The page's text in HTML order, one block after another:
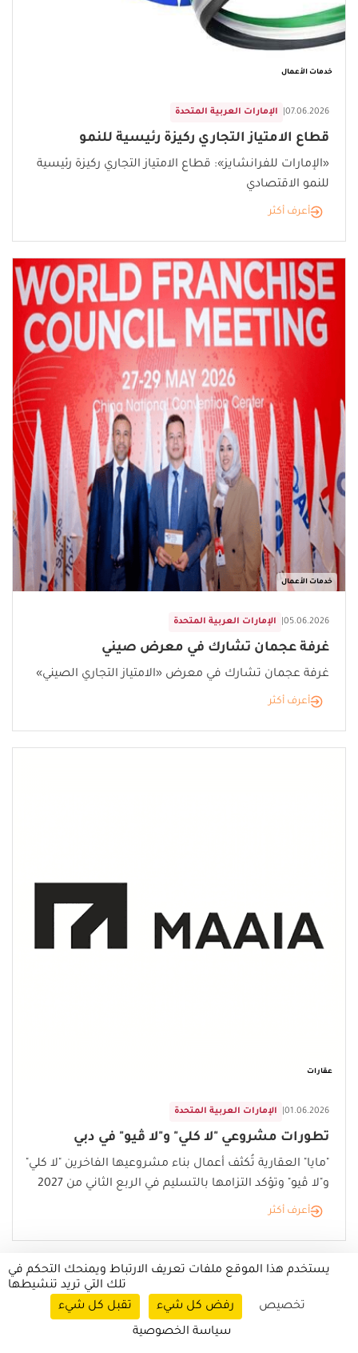
خدمات الأعمال
الإمارات العربية المتحدة 07.06.2026
قطاع الامتياز التجاري ركيزة رئيسية للنمو
«الإمارات للفرانشايز»: قطاع الامتياز التجاري ركيزة رئيسية
للنمو الاقتصادي
أعرف أكثر
خدمات الأعمال
الإمارات العربية المتحدة 05.06.2026
غرفة عجمان تشارك في معرض صيني
غرفة عجمان تشارك في معرض «الامتياز التجاري الصيني»
أعرف أكثر
عقارات
الإمارات العربية المتحدة 01.06.2026
تطورات مشروعي "لا كلي" و"لا ڤيو" في دبي
"مايا" العقارية تُكثف أعمال بناء مشروعيها الفاخرين "لا كلي"
و"لا ڤيو" وتؤكد التزامها بالتسليم في الربع الثاني من 2027
أعرف أكثر
يستخدم هذا الموقع ملفات تعريف الارتباط ويمنحك التحكم في
تلك التي تريد تنشيطها
تقبل كل شيء
رفض كل شيء
تخصيص
سياسة الخصوصية